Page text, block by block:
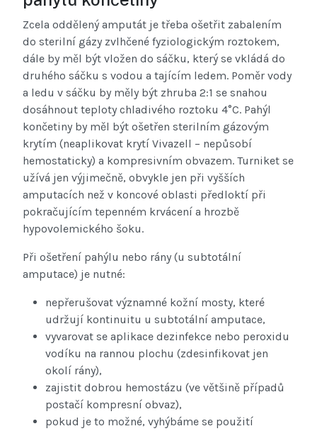
Zcela oddělený amputát je třeba ošetřit zabalením
do sterilní gázy zvlhčené fyziologickým roztokem,
dále by měl být vložen do sáčku, který se vkládá do
druhého sáčku s vodou a tajícím ledem. Poměr vody
a ledu v sáčku by měly být zhruba 2:1 se snahou
dosáhnout teploty chladivého roztoku 4°C. Pahýl
končetiny by měl být ošetřen sterilním gázovým
krytím (neaplikovat krytí Vivazell – nepůsobí
hemostaticky) a kompresivním obvazem. Turniket se
užívá jen výjimečně, obvykle jen při vyšších
amputacích než v koncové oblasti předloktí při
pokračujícím tepenném krvácení a hrozbě
hypovolemického šoku.
Při ošetření pahýlu nebo rány (u subtotální
amputace) je nutné:
nepřerušovat významné kožní mosty, které
udržují kontinuitu u subtotální amputace,
vyvarovat se aplikace dezinfekce nebo peroxidu
vodíku na rannou plochu (zdesinfikovat jen
okolí rány),
zajistit dobrou hemostázu (ve většině případů
postačí kompresní obvaz),
pokud je to možné, vyhýbáme se použití